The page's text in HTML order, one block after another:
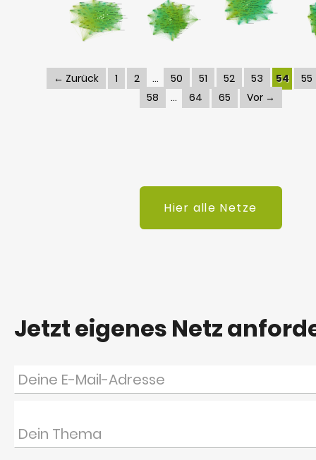
← Zurück 1 2 50 51 52 53 54
55
58
64 65 Vor →
Hier alle Netze
Jetzt eigenes Netz